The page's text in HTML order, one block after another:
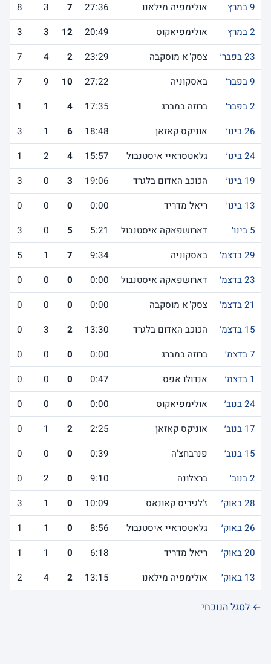
9 במרץ
אולימפיה מילאנו 27:36
7
3
8
2 במרץ
אולימפיאקוס 20:49
12
3
3
23 בפבר׳
צסק"א מוסקבה 23:29
2
4
7
9 בפבר׳
באסקוניה 27:22
10
9
7
2 בפבר׳
ברוזה במברג 17:35
4
1
1
26 בינו׳
אוניקס קאזאן 18:48
6
1
3
24 בינו׳
גלאטסראיי איסטנבול 15:57
4
2
1
19 בינו׳
הכוכב האדום בלגרד 19:06
3
0
3
13 בינו׳
ריאל מדריד 0:00
0
0
0
5 בינו׳
דארושפאקה איסטנבול 5:21
5
0
3
29 בדצמ׳
באסקוניה 9:34
7
1
5
23 בדצמ׳
דארושפאקה איסטנבול 0:00
0
0
0
21 בדצמ׳
צסק"א מוסקבה 0:00
0
0
0
15 בדצמ׳
הכוכב האדום בלגרד 13:30
2
3
0
7 בדצמ׳
ברוזה במברג 0:00
0
0
0
1 בדצמ׳
אנדולו אפס 0:47
0
0
0
24 בנוב׳
אולימפיאקוס 0:00
0
0
0
17 בנוב׳
אוניקס קאזאן 2:25
2
1
0
15 בנוב׳
פנרבחצ'ה 0:39
0
0
0
2 בנוב׳
ברצלונה 9:10
0
2
0
28 באוק׳
ז'לגיריס קאונאס 10:09
0
1
3
26 באוק׳
גלאטסראיי איסטנבול 8:56
0
1
1
20 באוק׳
ריאל מדריד 6:18
0
1
1
13 באוק׳
אולימפיה מילאנו 13:15
2
4
2
← לסגל הנוכחי